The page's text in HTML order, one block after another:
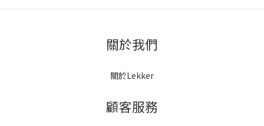
關於我們
關於Lekker
顧客服務